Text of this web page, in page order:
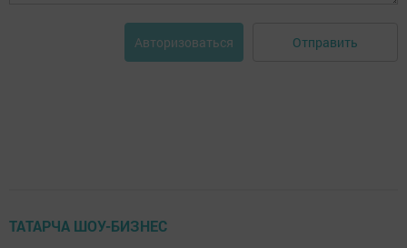
Авторизоваться Отправить
ТАТАРЧА ШОУ-БИЗНЕС